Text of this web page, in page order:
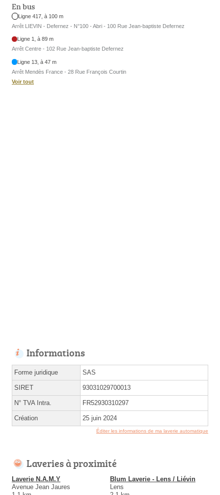
En bus
Ligne 417, à 100 m
Arrêt LIEVIN - Defernez - N°100 - Abri - 100 Rue Jean-baptiste Defernez
Ligne 1, à 89 m
Arrêt Centre - 102 Rue Jean-baptiste Defernez
Ligne 13, à 47 m
Arrêt Mendès France - 28 Rue François Courtin
Voir tout
Informations
Forme juridique SAS
SIRET 93031029700013
N° TVA Intra. FR52930310297
Création 25 juin 2024
Éditer les informations de ma laverie automatique
Laveries à proximité
Laverie N.A.M.Y
Avenue Jean Jaures
Blum Laverie - Lens / Liévin
Lens